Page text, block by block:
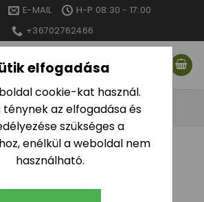
elfogadása
cookie-kat használ.
ténynek az elfogadása és
szükséges a
enélkül a weboldal nem
használható.
E-MAIL
H-P 08:30 - 17:00
+36702762466